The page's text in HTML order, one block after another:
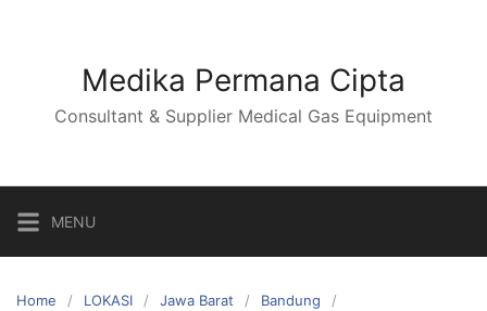
Medika Permana Cipta
Consultant & Supplier Medical Gas Equipment
MENU
Home LOKASI Jawa Barat
Bandung